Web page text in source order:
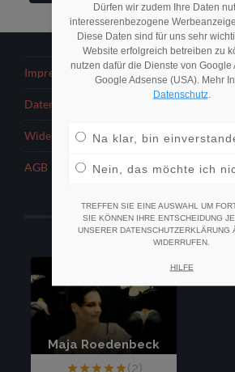
Impressum
Datenschutzerklärung
Widerrufsbelehrung
AGB
Dürfen wir zudem Ihre Daten
interesserenbezogene
Diese Daten sind für uns sehr
Website erfolgreich betreiben zu
nutzen dafür die Dienste von Google
Google Adsense (USA). Mehr
Datenschutz.
Na klar, bin
Nein, das möchte ich
TREFFEN SIE EINE AUSWAHL UM
SIE KÖNNEN IHRE ENTSCHEIDUNG
UNSERER DATENSCHUTZERKLÄRUNG
WIDERRUFEN.
HILFE